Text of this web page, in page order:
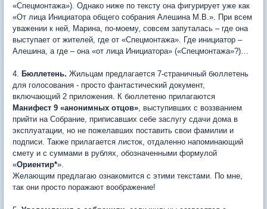
«Спецмонтажа»). Однако ниже по тексту она фигурирует уже как
«От лица Инициатора общего собрания Алешина М.В.». При всем
уважении к ней, Марина, по-моему, совсем запуталась – где она
выступает от жителей, где от «Спецмонтажа». Где инициатор –
Алешина, а где – она «от лица Инициатора» («Спецмонтажа»?)…
4. Бюллетень. Жильцам предлагается 7-страничный бюллетень
для голосования - просто фантастический документ,
включающий 2 приложения. К бюллетеню прилагаются
Манифест 9 «анонимных отцов», выступивших с воззванием
прийти на Собрание, приписавших себе заслугу сдачи дома в
эксплуатации, но не пожелавших поставить свои фамилии и
подписи. Также прилагается листок, отдаленно напоминающий
смету и с суммами в рублях, обозначенными формулой
«Ориентир*».
Желающим предлагаю ознакомится с этими текстами. По мне,
так они просто поражают воображение!